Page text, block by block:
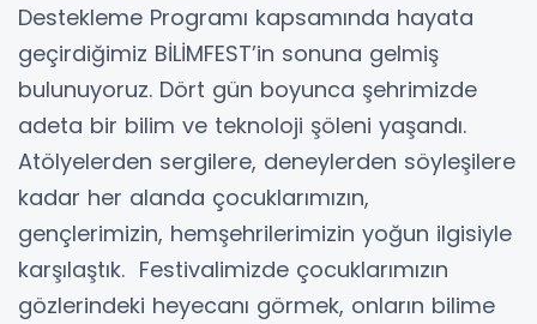
Destekleme Programı kapsamında hayata
geçirdiğimiz BİLİMFEST’in sonuna gelmiş
bulunuyoruz. Dört gün boyunca şehrimizde
adeta bir bilim ve teknoloji şöleni yaşandı.
Atölyelerden sergilere, deneylerden söyleşilere
kadar her alanda çocuklarımızın,
gençlerimizin, hemşehrilerimizin yoğun ilgisiyle
karşılaştık. Festivalimizde çocuklarımızın
gözlerindeki heyecanı görmek, onların bilime